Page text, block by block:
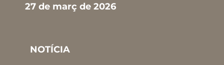
27 de març de 2026
NOTÍCIA